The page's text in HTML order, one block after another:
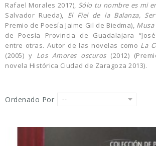
Rafael Morales 2017), Sólo tu nombre es mi
Salvador Rueda), El Fiel de la Balanza,
Premio de Poesía Jaime Gil de Biedma),
de Poesía Provincia de Guadalajara
entre otras. Autor de las novelas como La
(2005) y Los Amores oscuros(2012)
novela Histórica Ciudad de Zaragoza 2013).
Ordenado Por --